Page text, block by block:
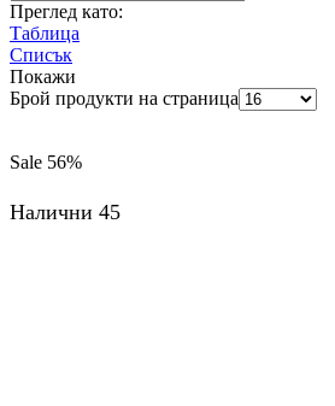
Преглед като:
Таблица
Списък
Покажи
Брой продукти на страница
Sale 56%
Налични 45